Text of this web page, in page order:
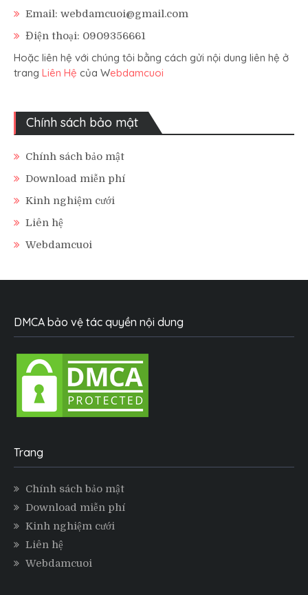
Email: webdamcuoi@gmail.com
Điện thoại: 0909356661
Hoặc liên hệ với chúng tôi bằng cách gửi nội dung liên hệ ở
trang Liên Hệ của Webdamcuoi
Chính sách bảo mật
Chính sách bảo mật
Download miễn phí
Kinh nghiệm cưới
Liên hệ
Webdamcuoi
DMCA bảo vệ tác quyền nội dung
Trang
Chính sách bảo mật
Download miễn phí
Kinh nghiệm cưới
Liên hệ
Webdamcuoi